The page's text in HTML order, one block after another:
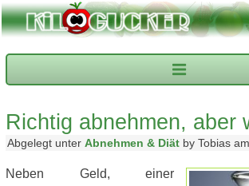
Richtig abnehmen, aber
Abgelegt unter Abnehmen & Diät by Tobias
Neben Geld, einer